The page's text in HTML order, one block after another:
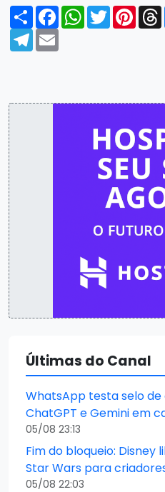
Compartilhar
FacebookWhatsApp
Twitter
Telegram
Email
Últimas do Canal
WhatsApp testa selo
ChatGPT e Gemini em
05/08 23:13
Fim do bloqueio: Disney
Star Wars para
05/08 22:03